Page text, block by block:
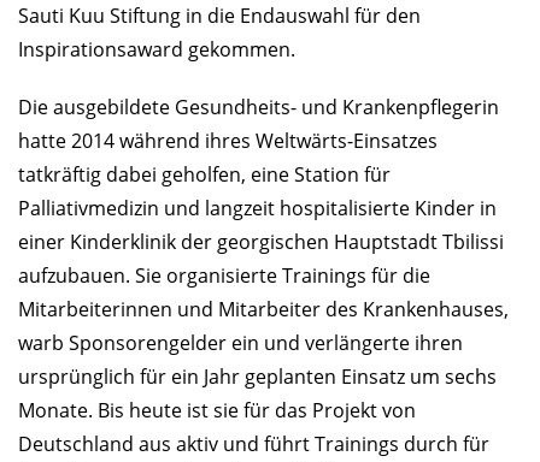
Sauti Kuu Stiftung in die Endauswahl für den
Inspirationsaward gekommen.
Die ausgebildete Gesundheits- und Krankenpflegerin
hatte 2014 während ihres Weltwärts-Einsatzes
tatkräftig dabei geholfen, eine Station für
Palliativmedizin und langzeit hospitalisierte Kinder in
einer Kinderklinik der georgischen Hauptstadt Tbilissi
aufzubauen. Sie organisierte Trainings für die
Mitarbeiterinnen und Mitarbeiter des Krankenhauses,
warb Sponsorengelder ein und verlängerte ihren
ursprünglich für ein Jahr geplanten Einsatz um sechs
Monate. Bis heute ist sie für das Projekt von
Deutschland aus aktiv und führt Trainings durch für